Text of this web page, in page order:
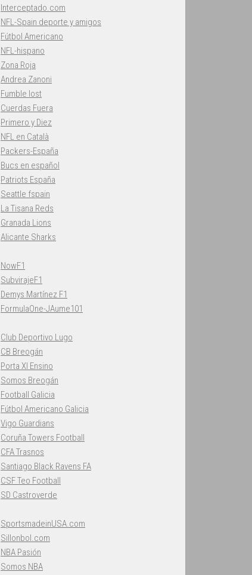
Interceptado.com
NFL-Spain deporte y amigos
Fútbol Americano
NFL-hispano
Zona Roja
Andrea Zanoni
Fumble lost
Cuerdas Fuera
Primero y Diez
NFL en Català
Packers-España
Bucs en español
Patriots España
Seattle fspain
La Tisana Reds
Granada Lions
Alicante Sharks
NowF1
SubvirajeF1
Demys Martínez F1
FormulaOne-JAume101
Club Deportivo Lugo
CB Breogán
Porta XI Ensino
Somos Breogán
Football Galicia
Fútbol Americano Galicia
Vigo Guardians
Coruña Towers Football
CFA Trasnos
Santiago Black Ravens FA
CSF Teo Football
SD Castroverde
SportsmadeinUSA.com
Sillonbol.com
NBA Pasión
Somos NBA